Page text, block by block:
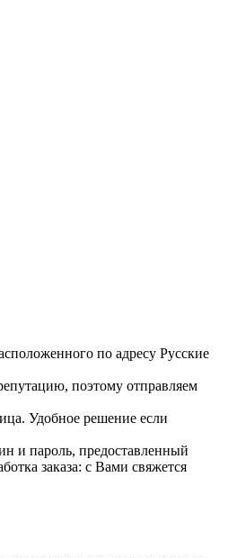
по адресу Русские
поэтому отправляем
Удобное решение если
и пароль, предоставленный
заказа: с Вами свяжется